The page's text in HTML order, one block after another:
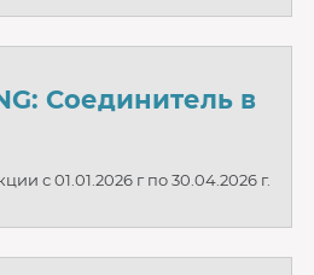
Соединитель в
с 01.01.2026 г по 30.04.2026 г.